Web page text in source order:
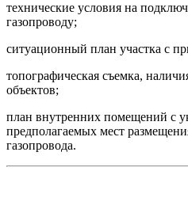
технические условия на
газопроводу;
ситуационный план участка с
топографическая съемка,
объектов;
план внутренних помещений с
предполагаемых мест
газопровода.